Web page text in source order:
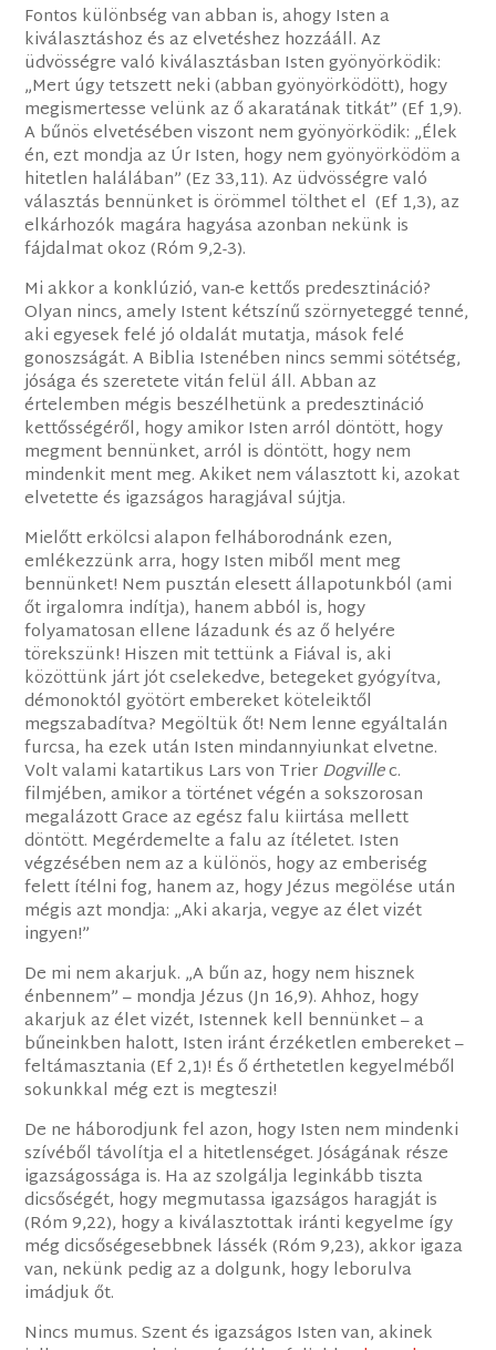
Fontos különbség van abban is, ahogy Isten a
kiválasztáshoz és az elvetéshez hozzááll. Az
üdvösségre való kiválasztásban Isten gyönyörködik:
„Mert úgy tetszett neki (abban gyönyörködött), hogy
megismertesse velünk az ő akaratának titkát” (Ef 1,9).
A bűnös elvetésében viszont nem gyönyörködik: „Élek
én, ezt mondja az Úr Isten, hogy nem gyönyörködöm a
hitetlen halálában” (Ez 33,11). Az üdvösségre való
választás bennünket is örömmel tölthet el (Ef 1,3), az
elkárhozók magára hagyása azonban nekünk is
fájdalmat okoz (Róm 9,2-3).
Mi akkor a konklúzió, van-e kettős predesztináció?
Olyan nincs, amely Istent kétszínű szörnyeteggé tenné,
aki egyesek felé jó oldalát mutatja, mások felé
gonoszságát. A Biblia Istenében nincs semmi sötétség,
jósága és szeretete vitán felül áll. Abban az
értelemben mégis beszélhetünk a predesztináció
kettősségéről, hogy amikor Isten arról döntött, hogy
megment bennünket, arról is döntött, hogy nem
mindenkit ment meg. Akiket nem választott ki, azokat
elvetette és igazságos haragjával sújtja.
Mielőtt erkölcsi alapon felháborodnánk ezen,
emlékezzünk arra, hogy Isten miből ment meg
bennünket! Nem pusztán elesett állapotunkból (ami
őt irgalomra indítja), hanem abból is, hogy
folyamatosan ellene lázadunk és az ő helyére
törekszünk! Hiszen mit tettünk a Fiával is, aki
közöttünk járt jót cselekedve, betegeket gyógyítva,
démonoktól gyötört embereket köteleiktől
megszabadítva? Megöltük őt! Nem lenne egyáltalán
furcsa, ha ezek után Isten mindannyiunkat elvetne.
Volt valami katartikus Lars von TrierDogvillec.
filmjében, amikor a történet végén a sokszorosan
megalázott Grace az egész falu kiirtása mellett
döntött. Megérdemelte a falu az ítéletet. Isten
végzésében nem az a különös, hogy az emberiség
felett ítélni fog, hanem az, hogy Jézus megölése után
mégis azt mondja: „Aki akarja, vegye az élet vizét
ingyen!”
De mi nem akarjuk. „A bűn az, hogy nem hisznek
énbennem” – mondja Jézus (Jn 16,9). Ahhoz, hogy
akarjuk az élet vizét, Istennek kell bennünket – a
bűneinkben halott, Isten iránt érzéketlen embereket –
feltámasztania (Ef 2,1)! És ő érthetetlen kegyelméből
sokunkkal még ezt is megteszi!
De ne háborodjunk fel azon, hogy Isten nem mindenki
szívéből távolítja el a hitetlenséget. Jóságának része
igazságossága is. Ha az szolgálja leginkább tiszta
dicsőségét, hogy megmutassa igazságos haragját is
(Róm 9,22), hogy a kiválasztottak iránti kegyelme így
még dicsőségesebbnek lássék (Róm 9,23), akkor igaza
van, nekünk pedig az a dolgunk, hogy leborulva
imádjuk őt.
Nincs mumus. Szent és igazságos Isten van, akinek